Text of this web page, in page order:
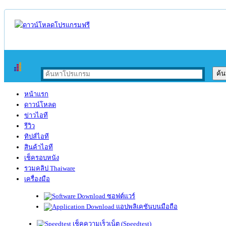
หน้าแรก
ดาวน์โหลด
ข่าวไอที
รีวิว
ทิปส์ไอที
สินค้าไอที
เช็ครอบหนัง
รวมคลิป Thaiware
เครื่องมือ
ซอฟต์แวร์
แอปพลิเคชันบนมือถือ
เช็คความเร็วเน็ต (Speedtest)